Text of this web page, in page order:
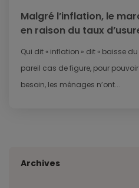
Malgré l’inflation, le
en raison du taux
Qui dit « inflation » dit « baisse
pareil cas de figure, pour
besoin, les ménages n’ont...
Archives